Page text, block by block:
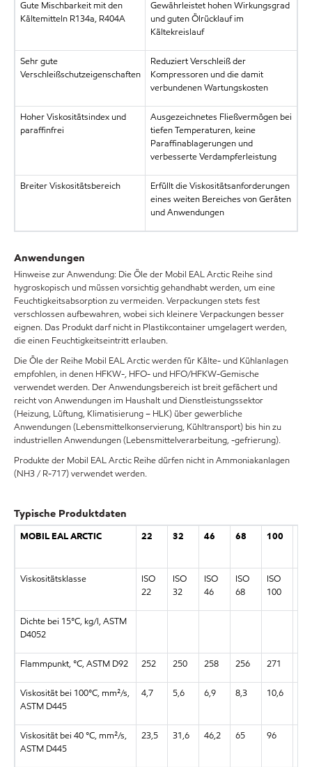
Gute Mischbarkeit mit den
Kältemitteln R134a, R404A
Gewährleistet hohen Wirkungsgrad
und guten Ölrücklauf im
Kältekreislauf
Sehr gute
Verschleißschutzeigenschaften
Reduziert Verschleiß der
Kompressoren und die damit
verbundenen Wartungskosten
Hoher Viskositätsindex und
paraffinfrei
Ausgezeichnetes Fließvermögen bei
tiefen Temperaturen, keine
Paraffinablagerungen und
verbesserte Verdampferleistung
Breiter Viskositätsbereich
Erfüllt die Viskositätsanforderungen
eines weiten Bereiches von Geräten
und Anwendungen
Anwendungen
Hinweise zur Anwendung: Die Öle der Mobil EAL Arctic Reihe sind
hygroskopisch und müssen vorsichtig gehandhabt werden, um eine
Feuchtigkeitsabsorption zu vermeiden. Verpackungen stets fest
verschlossen aufbewahren, wobei sich kleinere Verpackungen besser
eignen. Das Produkt darf nicht in Plastikcontainer umgelagert werden,
die einen Feuchtigkeitseintritt erlauben.
Die Öle der Reihe Mobil EAL Arctic werden für Kälte- und Kühlanlagen
empfohlen, in denen HFKW-, HFO- und HFO/HFKW-Gemische
verwendet werden. Der Anwendungsbereich ist breit gefächert und
reicht von Anwendungen im Haushalt und Dienstleistungssektor
(Heizung, Lüftung, Klimatisierung – HLK) über gewerbliche
Anwendungen (Lebensmittelkonservierung, Kühltransport) bis hin zu
industriellen Anwendungen (Lebensmittelverarbeitung, -gefrierung).
Produkte der Mobil EAL Arctic Reihe dürfen nicht in Ammoniakanlagen
(NH3 / R-717) verwendet werden.
Typische Produktdaten
MOBIL EAL ARCTIC 22 32 46 68 100
Viskositätsklasse
ISO
22
ISO
32
ISO
46
ISO
68
ISO
100
Dichte bei 15°C, kg/l, ASTM
D4052
Flammpunkt, °C, ASTM D92 252 250 258 256 271
Viskosität bei 100°C, mm²/s,
ASTM D445
4,7 5,6 6,9 8,3 10,6
Viskosität bei 40 °C, mm²/s,
ASTM D445
23,5 31,6 46,2 65 96